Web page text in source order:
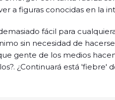
a figuras conocidas en la
fácil para
sin necesidad de
gente de los medios
¿Continuará está 'fiebre'